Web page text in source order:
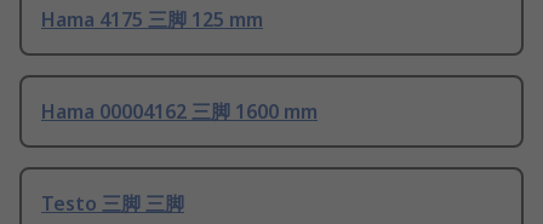
Hama 4175 三脚 125 mm
Hama 00004162 三脚 1600 mm
Testo 三脚 三脚